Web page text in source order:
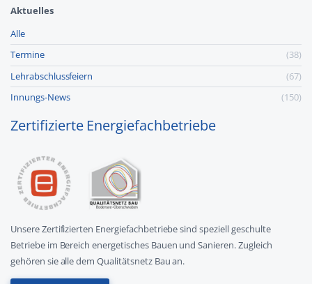
Aktuelles
Alle
Termine
(38)
Lehr­abschluss­feiern
(67)
Innungs-News
(150)
Zertifizierte Energiefachbetriebe
Unsere Zertifizierten Energiefachbetriebe sind speziell geschulte
Betriebe im Bereich energetisches Bauen und Sanieren. Zugleich
gehören sie alle dem Qualitätsnetz Bau an.